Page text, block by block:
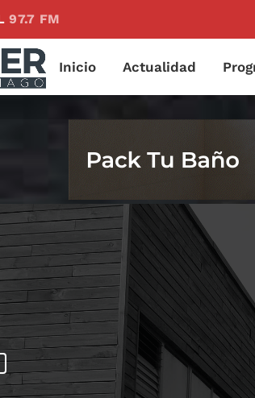
97.7 FM
Inicio Actualidad